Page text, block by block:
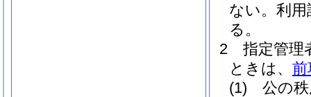
ない。 利
る。
2
指定管理
ときは、 前
(1)
公の